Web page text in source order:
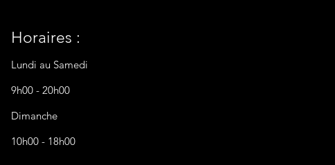
Horaires :
Lundi au Samedi
9h00 - 20h00
Dimanche
10h00 - 18h00